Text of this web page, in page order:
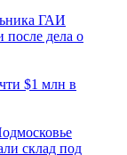
ГАИ
после дела о
$1 млн в
склад под